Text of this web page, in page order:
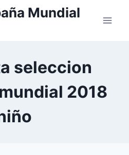
Mundial
seleccion
2018